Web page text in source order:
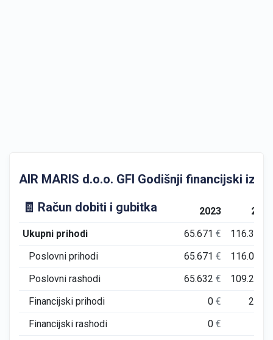
AIR MARIS d.o.o. GFI Godišnji financijski
🧾 Račun dobiti i gubitka
2023
2024
Ukupni prihodi
65.671€ 116.338
Poslovni prihodi
65.671€ 116.044
Poslovni rashodi
65.632€ 109.208
Financijski prihodi
0€ 293
Financijski rashodi
0€